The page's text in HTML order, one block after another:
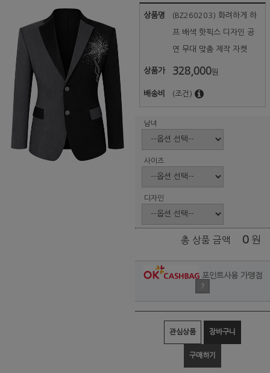
상품명 (BZ260203) 화려하게 하
프 배색 핫픽스 디자인 공
연 무대 맞춤 제작 자켓
상품가 328,000원
배송비 (조건)
남녀
사이즈
디자인
총 상품 금액 0 원
포인트사용 가맹점
?
관심상품 장바구니
구매하기